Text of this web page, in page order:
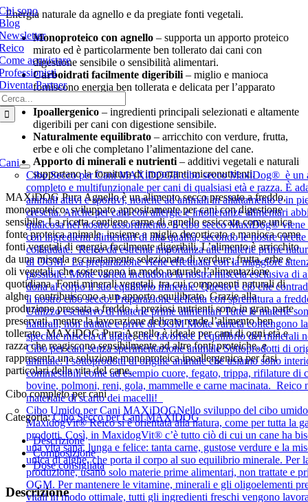
sono
acquistare
Partner
Cibo Secco per Cani MAXiDOGIl cibo secco MaxiDog® è un
completo e multifunzionale per cani di qualsiasi età e razza. È
animali attivi e sportivi, nonché ad animali in allattamento e in
crescita. Anche per cani con allergie e intolleranze alimentari
qualcosa nel nostro assortimento. Il cibo secco MaxiDog® viene
con ingredienti alimentari di alta qualità, secondo le nostre ricette
collaudate. Reico dà estrema importanza alle materie prime
di OGM. La preparazione viene effettuata con la maggiore
possibile. Molte varietà includono la nostra miscela esclusiva di
dona al corpo il suo equilibrio minerale. Questo è ciò che
il nostro cibo secco: Preparazione delicata con spremitura a
Utilizzo esclusivo di materie prime alimentari Tutte le materie
naturali, non trattate e prive di OGM Molte varietà contengono
speciale miscela di alghe, che favorisce l’equilibrio dei minerali
Cibo per cani senza sperimentazione animale Sottoprodotti di
animale: I sottoprodotti di origine animale che usiamo sono
commestibili come ad esempio cuore, fegato, trippa, rifilature di
bovine, polmoni, reni, gola, mammelle e carne macinata. Reico
materiale di scarto dei macelli!
Cibo Umido per Cani MAXiDOGNello sviluppo del cibo umido
MaxidogVit® Reico si è orientata alla natura, come per tutta la
prodotti. Così, in MaxidogVit® c’è tutto ciò di cui un cane ha
una vita sana, lunga e felice: tanta carne, gustose verdure e la
unica di alghe, che porta il corpo al suo equilibrio minerale. Per
produzione, usano solo materie prime alimentari, non trattate e
OGM. Per mantenere le vitamine, minerali e gli oligoelementi
vitali in modo ottimale, tutti gli ingredienti freschi vengono
Energia naturale da agnello e da pregiate fonti vegetali.
Monoproteico con agnello – supporta un apporto proteico
mirato ed è particolarmente ben tollerato dai cani con
digestione sensibile o sensibilità alimentari.
Carboidrati facilmente digeribili – miglio e manioca
forniscono energia ben tollerata e delicata per l’apparato
Ipoallergenico – ingredienti principali selezionati e altamente
digeribili per cani con digestione sensibile.
Naturalmente equilibrato – arricchito con verdure, frutta,
erbe e oli che completano l’alimentazione del cane.
Apporto di minerali e nutrienti – additivi vegetali e naturali
supportano la fornitura di importanti micronutrienti.
MAXiDOG Pura Agnello è un alimento secco pressato a freddo,
monoproteico, sviluppato appositamente per cani con digestione
sensibile. La ricetta contiene carne di agnello essiccata come unica
fonte proteica animale, insieme a miglio decorticato e manioca come
fonti vegetali di energia facilmente digeribili. L’alimento è arricchito
da una miscela accuratamente selezionata di verdure, frutta, erbe e
oli vegetali, che sostengono in modo naturale l’alimentazione
quotidiana. Fonti minerali vegetali, tra cui componenti naturali di
alghe, contribuiscono a un apporto equilibrato. Grazie alla
produzione pressata a freddo, i preziosi nutrienti sono in gran parte
preservati, mentre la lavorazione delicata rende l’alimento ben
tollerato. MAXiDOG Pura Agnello è ideale per cani di ogni età e
razza che reagiscono sensibilmente ad altre fonti proteiche, e
rappresenta una soluzione monoproteica ipoallergenica per fasi
particolari della vita del cane.
Cibo completo per cani
Categoria:Cibo Secco per Cani MAXiDOG
Descrizione
Composizione
Dose consigliata
Descrizione